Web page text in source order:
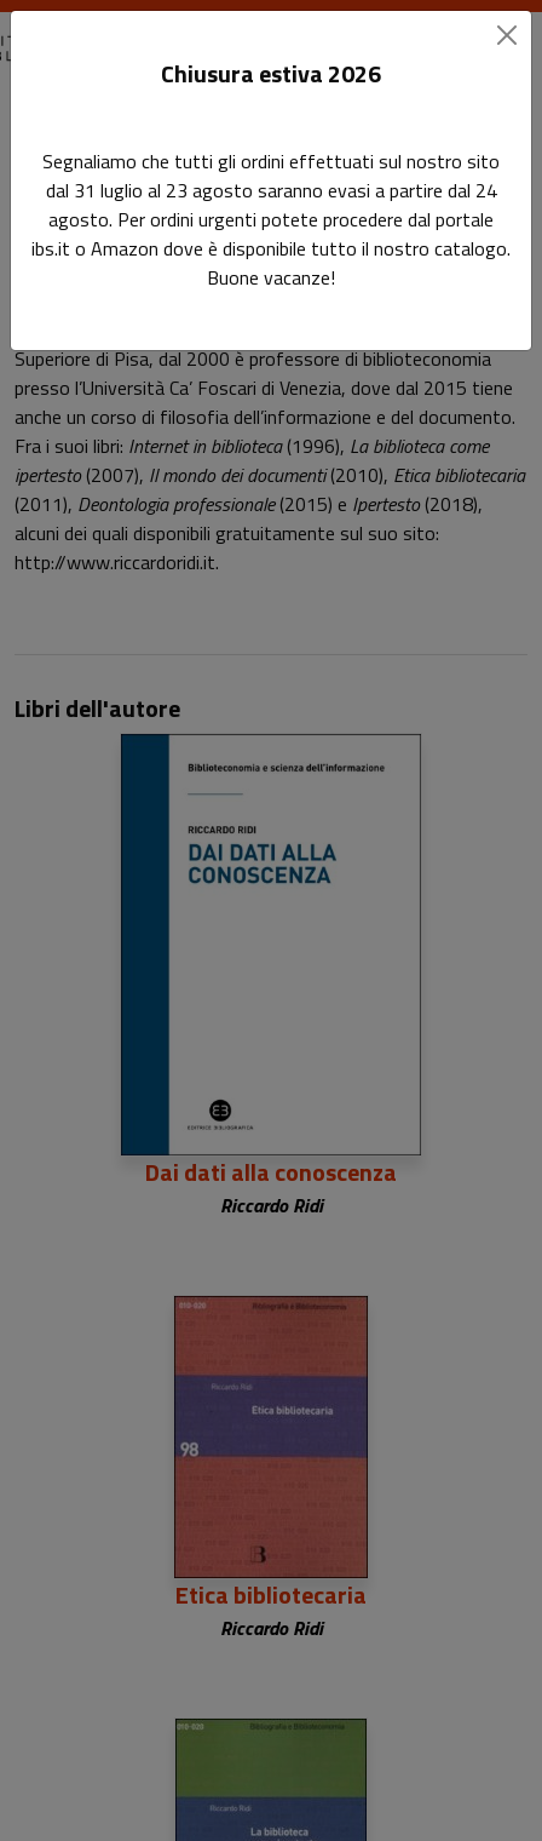
Riccardo Ridi
Pagina di Riccardo Ridi
Superiore di Pisa, dal 2000 è professore di biblioteconomia
presso l’Università Ca’ Foscari di Venezia, dove dal 2015 tiene
anche un corso di filosofia dell’informazione e del documento.
Fra i suoi libri: Internet in biblioteca(1996), La biblioteca come
ipertesto(2007), Il mondo dei documenti(2010), Etica bibliotecaria
(2011), Deontologia professionale(2015) e Ipertesto(2018),
alcuni dei quali disponibili gratuitamente sul suo sito:
http://www.riccardoridi.it.
Libri dell'autore
Dai dati alla conoscenza
Riccardo Ridi
Etica bibliotecaria
Riccardo Ridi
Chiusura estiva 2026
Segnaliamo che tutti gli ordini effettuati sul nostro sito
dal 31 luglio al 23 agosto saranno evasi a partire dal 24
agosto. Per ordini urgenti potete procedere dal portale
ibs.it o Amazon dove è disponibile tutto il nostro catalogo.
Buone vacanze!